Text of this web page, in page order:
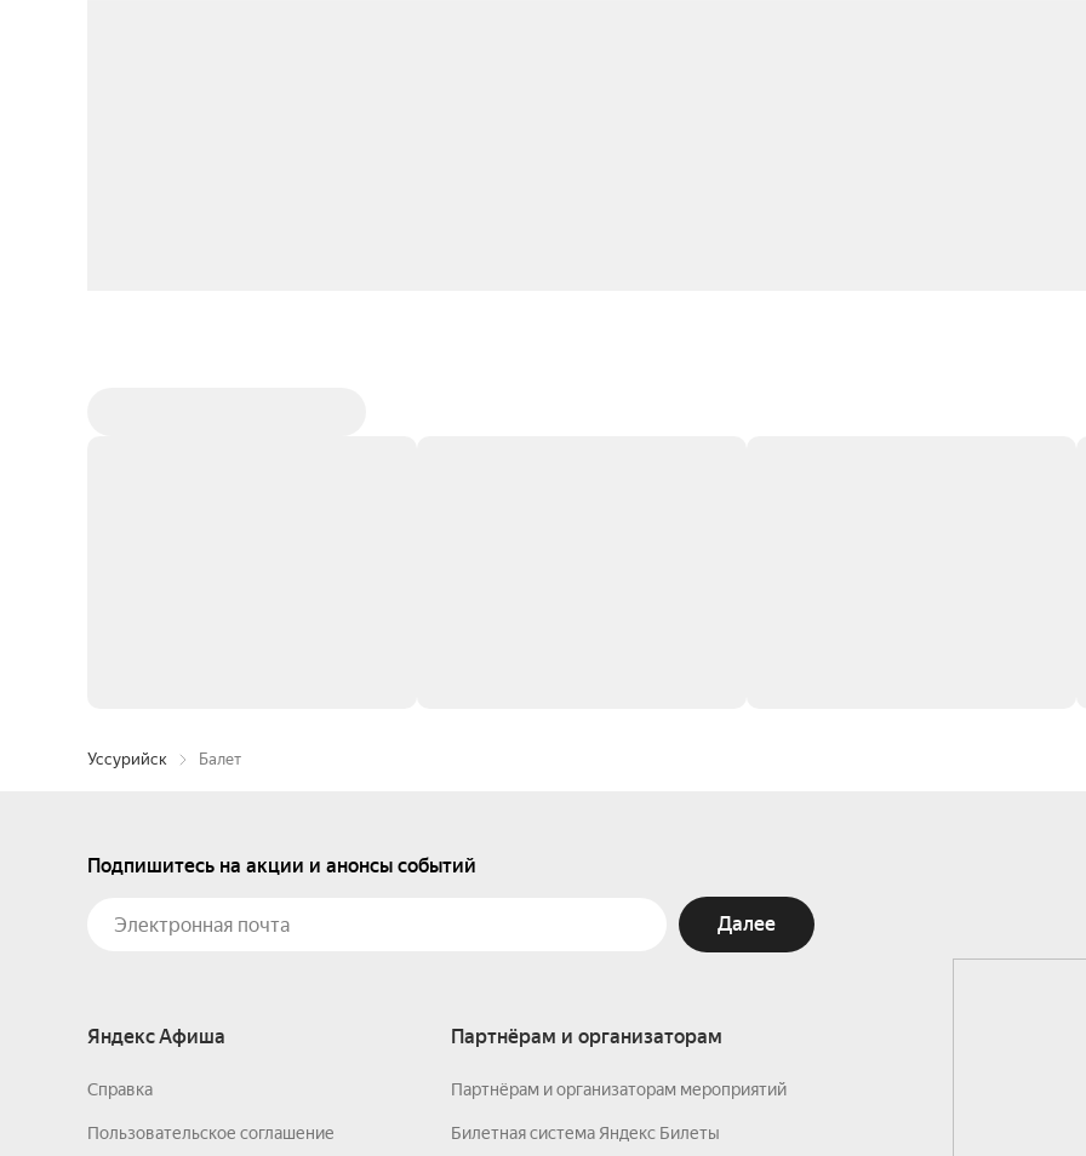
Уссурийск Балет
Подпишитесь на акции и анонсы событий
Далее
Яндекс Афиша
Справка
Пользовательское соглашение
Партнёрам и организаторам
Партнёрам и организаторам мероприятий
Билетная система Яндекс Билеты